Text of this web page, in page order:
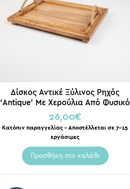
Δίσκος Αντικέ Ξύλινος Ρηχός
‘Antique’ Με Χερούλια Από Φυσικό
Σχοινί Γιούτα 26x36cm, Almond
Wood
26,00€
Κατόπιν παραγγελίας – Αποστέλλεται σε 7-15
εργάσιμες
Προσθήκη στο καλάθι